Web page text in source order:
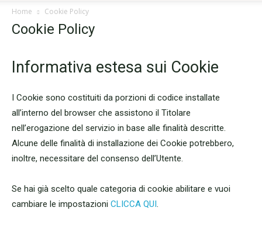
Viaggio
Home Cookie Policy
Cookie Policy
Informativa estesa sui Cookie
I Cookie sono costituiti da porzioni di codice installate
all’interno del browser che assistono il Titolare
nell’erogazione del servizio in base alle finalità descritte.
Alcune delle finalità di installazione dei Cookie potrebbero,
inoltre, necessitare del consenso dell’Utente.
Se hai già scelto quale categoria di cookie abilitare e vuoi
cambiare le impostazioni CLICCA QUI.